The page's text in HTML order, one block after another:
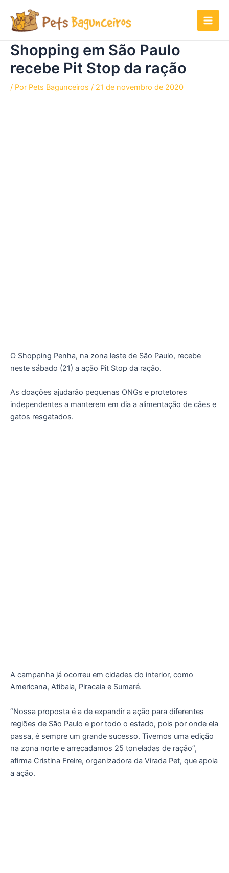
para
conteúdo
Shopping em São Paulo
recebe Pit Stop da ração
/ Por Pets Bagunceiros / 21 de novembro de 2020
O Shopping Penha, na zona leste de São Paulo, recebe
neste sábado (21) a ação Pit Stop da ração.
As doações ajudarão pequenas ONGs e protetores
independentes a manterem em dia a alimentação de cães e
gatos resgatados.
A campanha já ocorreu em cidades do interior, como
Americana, Atibaia, Piracaia e Sumaré.
“Nossa proposta é a de expandir a ação para diferentes
regiões de São Paulo e por todo o estado, pois por onde ela
passa, é sempre um grande sucesso. Tivemos uma edição
na zona norte e arrecadamos 25 toneladas de ração”,
afirma Cristina Freire, organizadora da Virada Pet, que apoia
a ação.